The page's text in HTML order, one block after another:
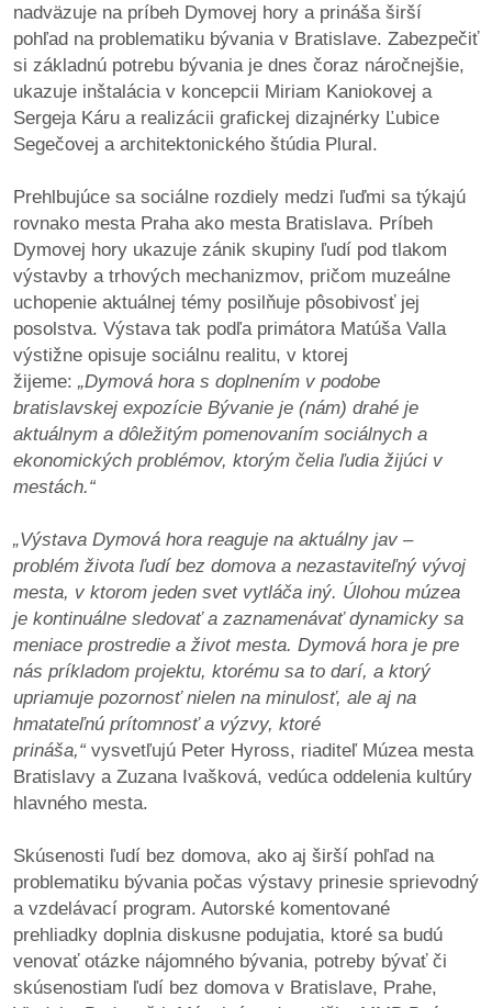
nás
reklama
nadväzuje na príbeh Dymovej hory a prináša širší
pohľad na problematiku bývania v Bratislave. Zabezpečiť
si základnú potrebu bývania je dnes čoraz náročnejšie,
ukazuje inštalácia v koncepcii Miriam Kaniokovej a
Sergeja Káru a realizácii grafickej dizajnérky Ľubice
Segečovej a architektonického štúdia Plural.
Prehlbujúce sa sociálne rozdiely medzi ľuďmi sa týkajú
rovnako mesta Praha ako mesta Bratislava. Príbeh
Dymovej hory ukazuje zánik skupiny ľudí pod tlakom
výstavby a trhových mechanizmov, pričom muzeálne
uchopenie aktuálnej témy posilňuje pôsobivosť jej
posolstva. Výstava tak podľa primátora Matúša Valla
výstižne opisuje sociálnu realitu, v ktorej
žijeme: „Dymová hora s doplnením v podobe
bratislavskej expozície Bývanie je (nám) drahé je
aktuálnym a dôležitým pomenovaním sociálnych a
ekonomických problémov, ktorým čelia ľudia žijúci v
mestách.“
„Výstava Dymová hora reaguje na aktuálny jav –
problém života ľudí bez domova a nezastaviteľný vývoj
mesta, v ktorom jeden svet vytláča iný. Úlohou múzea
je kontinuálne sledovať a zaznamenávať dynamicky sa
meniace prostredie a život mesta. Dymová hora je pre
nás príkladom projektu, ktorému sa to darí, a ktorý
upriamuje pozornosť nielen na minulosť, ale aj na
hmatateľnú prítomnosť a výzvy, ktoré
prináša,“ vysvetľujú Peter Hyross, riaditeľ Múzea mesta
Bratislavy a Zuzana Ivašková, vedúca oddelenia kultúry
hlavného mesta.
Skúsenosti ľudí bez domova, ako aj širší pohľad na
problematiku bývania počas výstavy prinesie sprievodný
a vzdelávací program. Autorské komentované
prehliadky doplnia diskusne podujatia, ktoré sa budú
venovať otázke nájomného bývania, potreby bývať či
skúsenostiam ľudí bez domova v Bratislave, Prahe,